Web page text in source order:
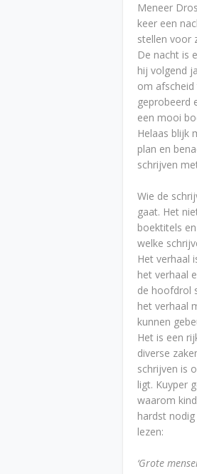
Meneer
keer een
stellen voor
De nacht is
hij volgend
om
geprobeerd
een mooi
Helaas blijk
plan en
schrijven
Wie de
gaat. Het
boektitels
welke
Het verhaal
het verhaal
de hoofdrol
het verhaal
kunnen
Het is een
diverse
schrijven is
ligt. Kuyper
waarom
hardst
lezen:
‘Grote